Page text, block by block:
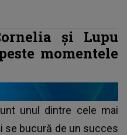
și Lupu
momentele
unul dintre cele mai
se bucură de un succes